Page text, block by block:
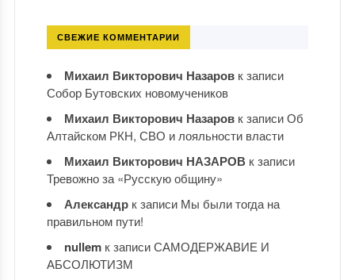
СВЕЖИЕ КОММЕНТАРИИ
Михаил Викторович Назаровк записи
Собор Бутовских новомучеников
Михаил Викторович Назаровк записиОб
Алтайском РКН, СВО и лояльности власти
Михаил Викторович НАЗАРОВ к записи
Тревожно за «Русскую общину»
Александрк записи Мы были тогда на
правильном пути!
nullemк записиСАМОДЕРЖАВИЕ И
АБСОЛЮТИЗМ